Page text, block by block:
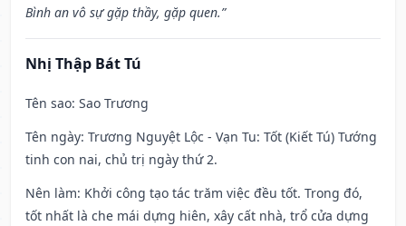
Bình an vô sự gặp thầy, gặp quen.”
Nhị Thập Bát Tú
Tên sao: Sao Trương
Tên ngày: Trương Nguyệt Lộc - Vạn Tu: Tốt (Kiết Tú) Tướng
tinh con nai, chủ trị ngày thứ 2.
Nên làm: Khởi công tạo tác trăm việc đều tốt. Trong đó,
tốt nhất là che mái dựng hiên, xây cất nhà, trổ cửa dựng